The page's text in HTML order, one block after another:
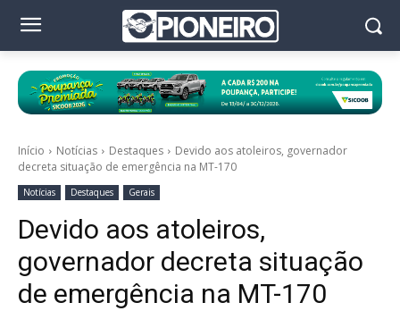
Início Notícias Destaques
Devido aos atoleiros, governador
decreta situação de emergência na MT-170
Notícias Destaques Gerais
Devido aos atoleiros,
governador decreta situação
de emergência na MT-170